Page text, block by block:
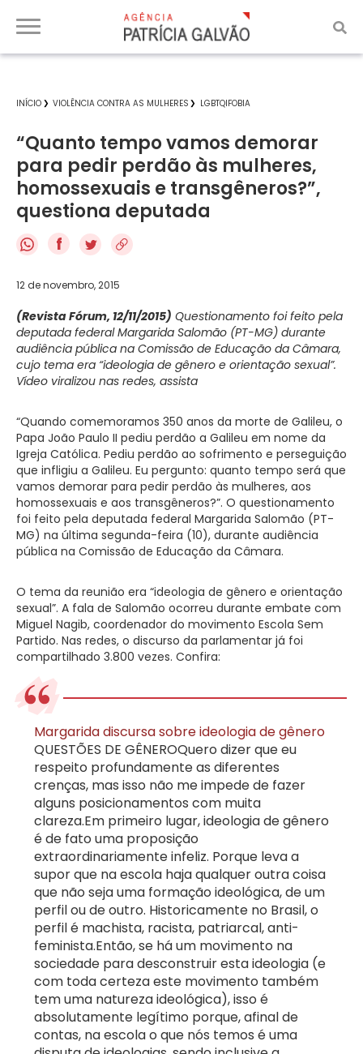
INÍCIO VIOLÊNCIA CONTRA AS MULHERES LGBTQIFOBIA
“Quanto tempo vamos demorar
para pedir perdão às mulheres,
homossexuais e transgêneros?”,
questiona deputada
f
12 de novembro, 2015
(Revista Fórum, 12/11/2015) Questionamento foi feito pela
deputada federal Margarida Salomão (PT-MG) durante
audiência pública na Comissão de Educação da Câmara,
cujo tema era “ideologia de gênero e orientação sexual”.
Vídeo viralizou nas redes, assista
“Quando comemoramos 350 anos da morte de Galileu, o
Papa João Paulo II pediu perdão a Galileu em nome da
Igreja Católica. Pediu perdão ao sofrimento e perseguição
que infligiu a Galileu. Eu pergunto: quanto tempo será que
vamos demorar para pedir perdão às mulheres, aos
homossexuais e aos transgêneros?”. O questionamento
foi feito pela deputada federal Margarida Salomão (PT-
MG) na última segunda-feira (10), durante audiência
pública na Comissão de Educação da Câmara.
O tema da reunião era “ideologia de gênero e orientação
sexual”. A fala de Salomão ocorreu durante embate com
Miguel Nagib, coordenador do movimento Escola Sem
Partido. Nas redes, o discurso da parlamentar já foi
compartilhado 3.800 vezes. Confira:
Margarida discursa sobre ideologia de gênero
QUESTÕES DE GÊNEROQuero dizer que eu
respeito profundamente as diferentes
crenças, mas isso não me impede de fazer
alguns posicionamentos com muita
clareza.Em primeiro lugar, ideologia de gênero
é de fato uma proposição
extraordinariamente infeliz. Porque leva a
supor que na escola haja qualquer outra coisa
que não seja uma formação ideológica, de um
perfil ou de outro. Historicamente no Brasil, o
perfil é machista, racista, patriarcal, anti-
feminista.Então, se há um movimento na
sociedade para desconstruir esta ideologia (e
com toda certeza este movimento também
tem uma natureza ideológica), isso é
absolutamente legítimo porque, afinal de
contas, na escola o que nós temos é uma